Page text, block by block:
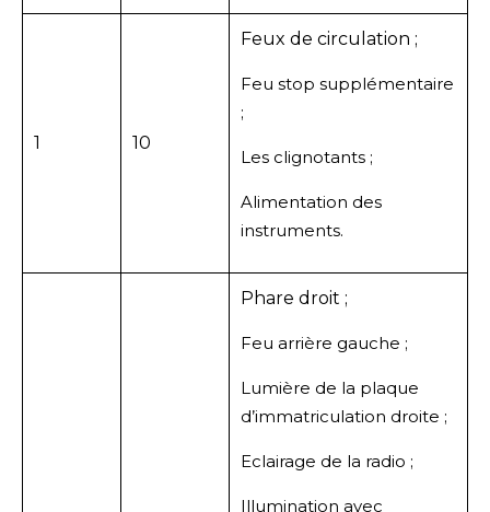
1 10
Feux de circulation ;
Feu stop supplémentaire
;
Les clignotants ;
Alimentation des
instruments.
Phare droit ;
Feu arrière gauche ;
Lumière de la plaque
d’immatriculation droite ;
Eclairage de la radio ;
Illumination avec